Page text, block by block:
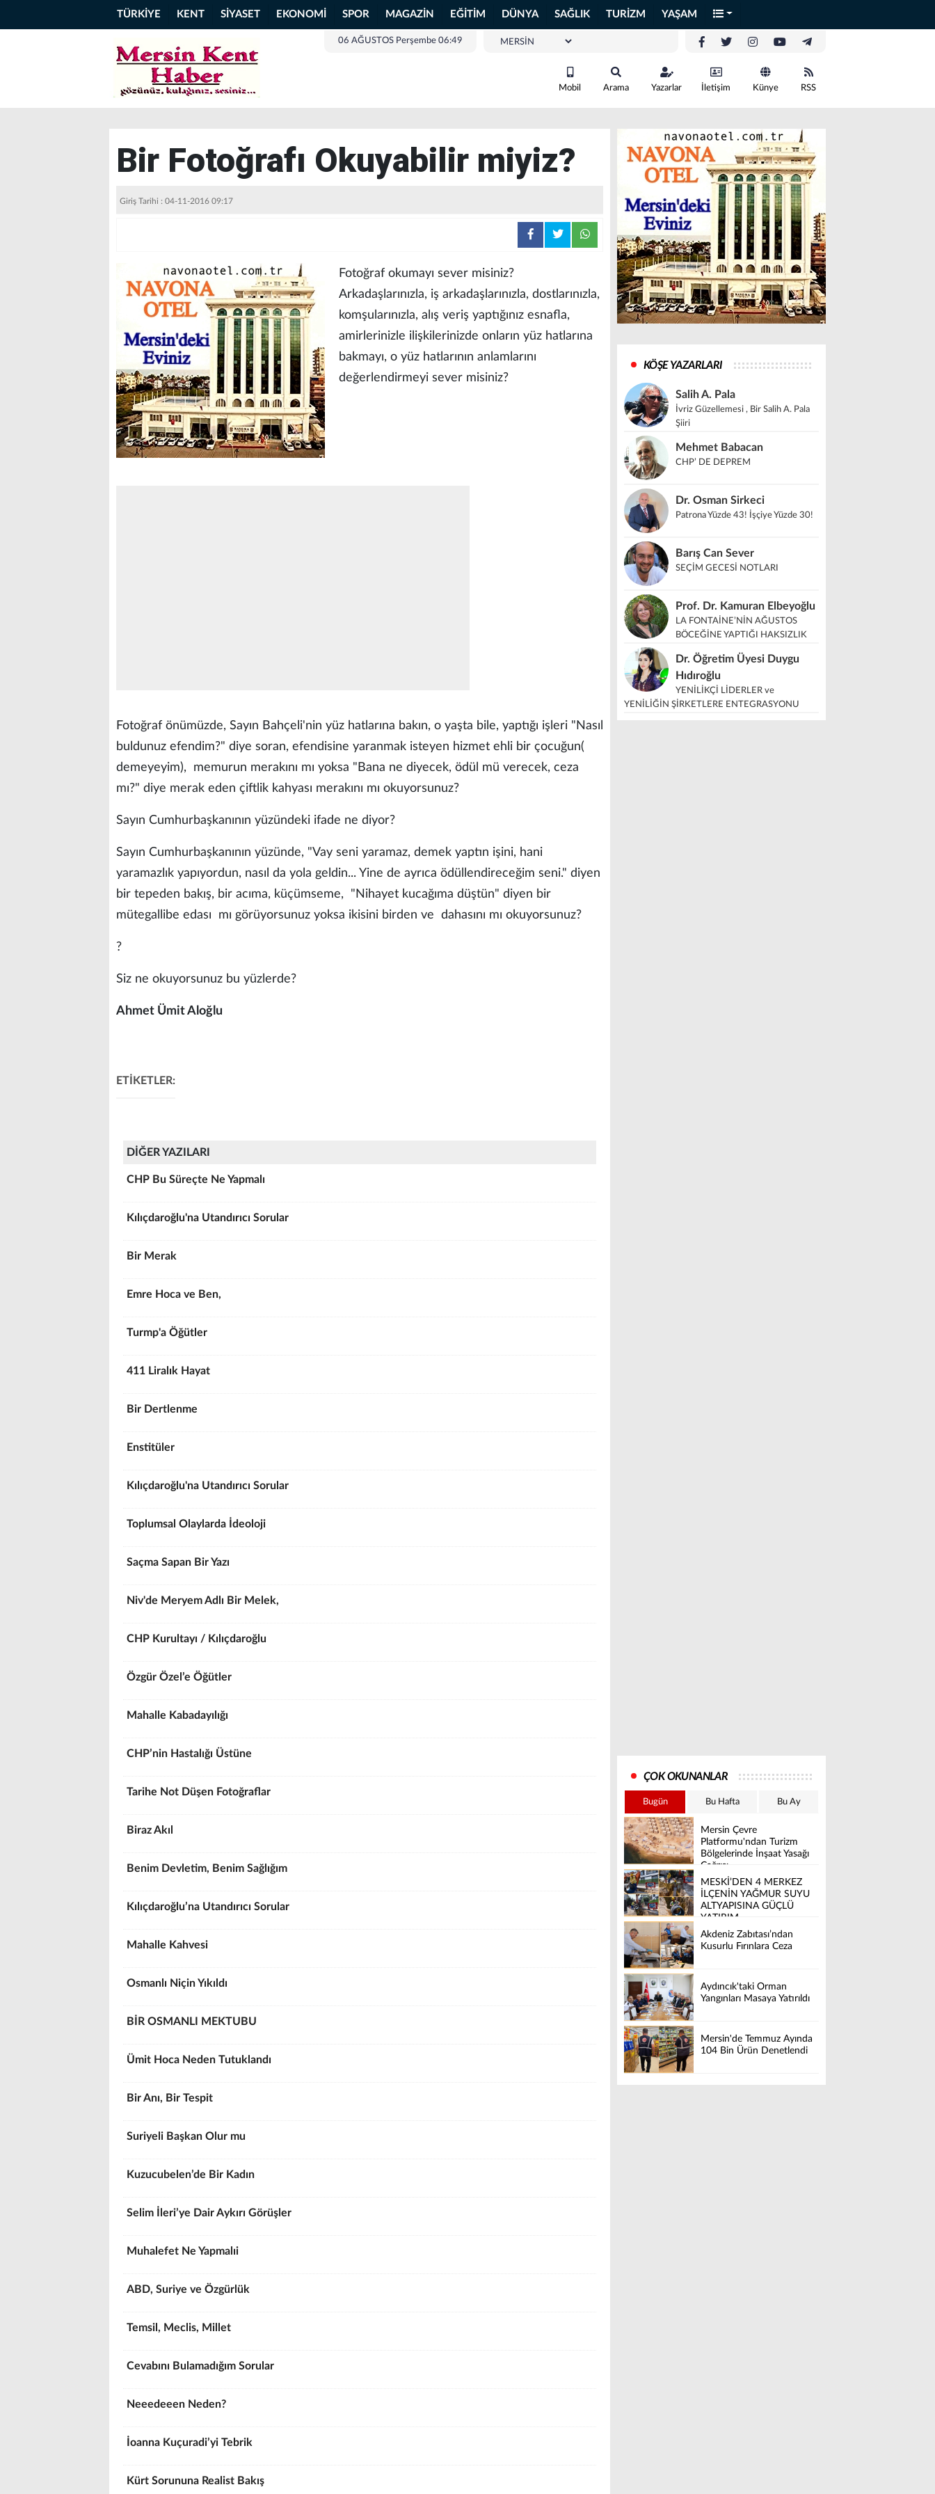
TÜRKİYE KENT SİYASET EKONOMİ SPOR MAGAZİN EĞİTİM DÜNYA SAĞLIK TURİZM YAŞAM
06 AĞUSTOS Perşembe 06:49
Mobil Arama Yazarlar İletişim Künye RSS
Bir Fotoğrafı Okuyabilir miyiz?
Giriş Tarihi : 04-11-2016 09:17
Fotoğraf okumayı sever misiniz?
Arkadaşlarınızla, iş arkadaşlarınızla, dostlarınızla,
komşularınızla, alış veriş yaptığınız esnafla,
amirlerinizle ilişkilerinizde onların yüz hatlarına
bakmayı, o yüz hatlarının anlamlarını
değerlendirmeyi sever misiniz?
Fotoğraf önümüzde, Sayın Bahçeli'nin yüz hatlarına bakın, o yaşta bile, yaptığı işleri "Nasıl
buldunuz efendim?" diye soran, efendisine yaranmak isteyen hizmet ehli bir çocuğun(
demeyeyim),
memurun merakını mı yoksa "Bana ne diyecek, ödül mü verecek, ceza
mı?" diye merak eden çiftlik kahyası merakını mı okuyorsunuz?
Sayın Cumhurbaşkanının yüzündeki ifade ne diyor?
Sayın Cumhurbaşkanının yüzünde, "Vay seni yaramaz, demek yaptın işini, hani
yaramazlık yapıyordun, nasıl da yola geldin... Yine de ayrıca ödüllendireceğim seni." diyen
bir tepeden bakış, bir acıma, küçümseme,
"Nihayet kucağıma düştün" diyen bir
mütegallibe edası
mı görüyorsunuz yoksa ikisini birden ve dahasını mı okuyorsunuz?
?
Siz ne okuyorsunuz bu yüzlerde?
Ahmet Ümit Aloğlu
ETİKETLER:
DİĞER YAZILARI
CHP Bu Süreçte Ne Yapmalı
Kılıçdaroğlu'na Utandırıcı Sorular
Bir Merak
Emre Hoca ve Ben,
Turmp'a Öğütler
411 Liralık Hayat
Bir Dertlenme
Enstitüler
Kılıçdaroğlu'na Utandırıcı Sorular
Toplumsal Olaylarda İdeoloji
Saçma Sapan Bir Yazı
Niv'de Meryem Adlı Bir Melek,
CHP Kurultayı / Kılıçdaroğlu
Özgür Özel’e Öğütler
Mahalle Kabadayılığı
CHP’nin Hastalığı Üstüne
Tarihe Not Düşen Fotoğraflar
Biraz Akıl
Benim Devletim, Benim Sağlığım
Kılıçdaroğlu’na Utandırıcı Sorular
Mahalle Kahvesi
Osmanlı Niçin Yıkıldı
BİR OSMANLI MEKTUBU
Ümit Hoca Neden Tutuklandı
Bir Anı, Bir Tespit
Suriyeli Başkan Olur mu
Kuzucubelen’de Bir Kadın
Selim İleri’ye Dair Aykırı Görüşler
Muhalefet Ne Yapmalıi
ABD, Suriye ve Özgürlük
Temsil, Meclis, Millet
Cevabını Bulamadığım Sorular
Neeedeeen Neden?
İoanna Kuçuradi’yi Tebrik
Kürt Sorununa Realist Bakış
KÖŞE YAZARLARI
Salih A. Pala
İvriz Güzellemesi , Bir Salih A. Pala
Şiiri
Mehmet Babacan
CHP’ DE DEPREM
Dr. Osman Sirkeci
Patrona Yüzde 43! İşçiye Yüzde 30!
Barış Can Sever
SEÇİM GECESİ NOTLARI
Prof. Dr. Kamuran Elbeyoğlu
LA FONTAİNE’NİN AĞUSTOS
BÖCEĞİNE YAPTIĞI HAKSIZLIK
Dr. Öğretim Üyesi Duygu
Hıdıroğlu
YENİLİKÇİ LİDERLER ve
YENİLİĞİN ŞİRKETLERE ENTEGRASYONU
ÇOK OKUNANLAR
Bugün Bu Hafta Bu Ay
Mersin Çevre
Platformu'ndan Turizm
Bölgelerinde İnşaat Yasağı
Çağrısı
MESKİ’DEN 4 MERKEZ
İLÇENİN YAĞMUR SUYU
ALTYAPISINA GÜÇLÜ
YATIRIM
Akdeniz Zabıtası’ndan
Kusurlu Fırınlara Ceza
Aydıncık'taki Orman
Yangınları Masaya Yatırıldı
Mersin'de Temmuz Ayında
104 Bin Ürün Denetlendi